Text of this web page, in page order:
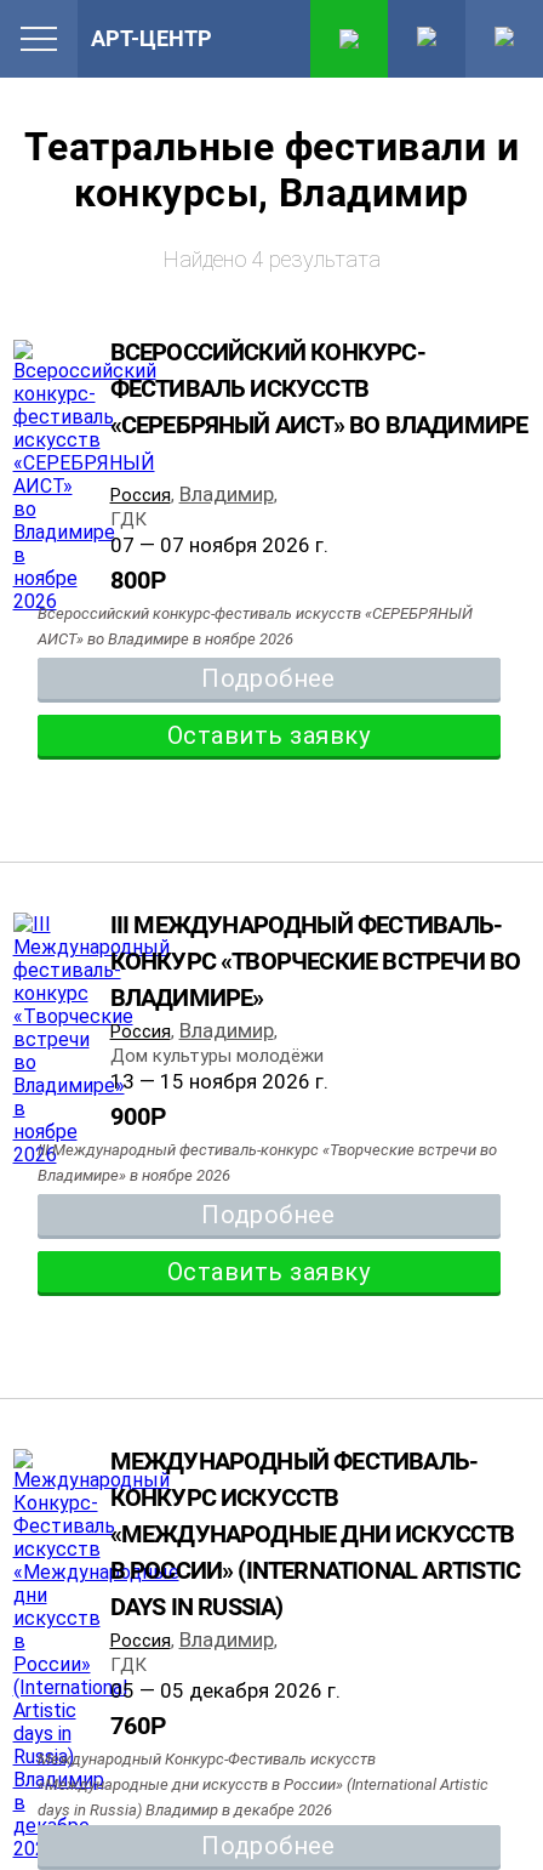
Театральные фестивали и
конкурсы, Владимир
Найдено 4 результата
ВСЕРОССИЙСКИЙ КОНКУРС-
ФЕСТИВАЛЬ ИСКУССТВ
«СЕРЕБРЯНЫЙ АИСТ» ВО ВЛАДИМИРЕ
Россия, Владимир,
ГДК
07 — 07 ноября 2026 г.
800Р
Всероссийский конкурс-фестиваль искусств «СЕРЕБРЯНЫЙ
АИСТ» во Владимире в ноябре 2026
Подробнее
Оставить заявку
III МЕЖДУНАРОДНЫЙ ФЕСТИВАЛЬ-
КОНКУРС «ТВОРЧЕСКИЕ ВСТРЕЧИ ВО
ВЛАДИМИРЕ»
Россия, Владимир,
Дом культуры молодёжи
13 — 15 ноября 2026 г.
900Р
III Международный фестиваль-конкурс «Творческие встречи во
Владимире» в ноябре 2026
Подробнее
Оставить заявку
МЕЖДУНАРОДНЫЙ ФЕСТИВАЛЬ-
КОНКУРС ИСКУССТВ
«МЕЖДУНАРОДНЫЕ ДНИ ИСКУССТВ
В РОССИИ» (INTERNATIONAL ARTISTIC
DAYS IN RUSSIA)
Россия, Владимир,
ГДК
05 — 05 декабря 2026 г.
760Р
Международный Конкурс-Фестиваль искусств
«Международные дни искусств в России» (International Artistic
days in Russia) Владимир в декабре 2026
Подробнее
АРТ-ЦЕНТР